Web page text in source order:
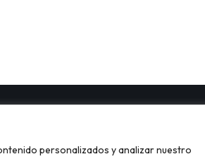
personalizados y analizar nuestro